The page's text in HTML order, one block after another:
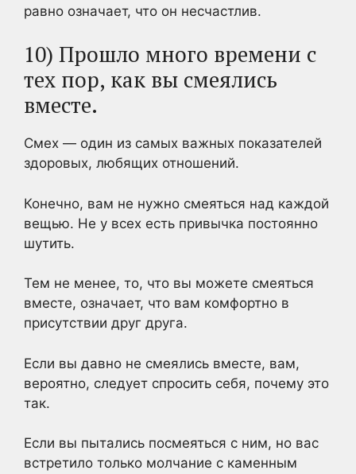
равно означает, что он несчастлив.
10) Прошло много времени с
тех пор, как вы смеялись
вместе.
Смех — один из самых важных показателей
здоровых, любящих отношений.
Конечно, вам не нужно смеяться над каждой
вещью. Не у всех есть привычка постоянно
шутить.
Тем не менее, то, что вы можете смеяться
вместе, означает, что вам комфортно в
присутствии друг друга.
Если вы давно не смеялись вместе, вам,
вероятно, следует спросить себя, почему это
так.
Если вы пытались посмеяться с ним, но вас
встретило только молчание с каменным